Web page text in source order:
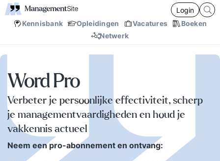
Kennisbank Opleidingen Vacatures
Boeken
Netwerk
Login
Word Pro
Verbeter je persoonlijke effectiviteit, scherp
je managementvaardigheden en houd je
vakkennis actueel
Neem een pro-abonnement en ontvang: